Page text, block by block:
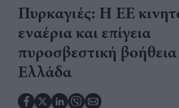
Πυρκαγιές: Η ΕΕ
εναέρια και επίγεια
πυροσβεστική
Ελλάδα